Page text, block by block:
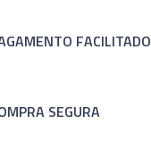
FACILITADO
SEGURA